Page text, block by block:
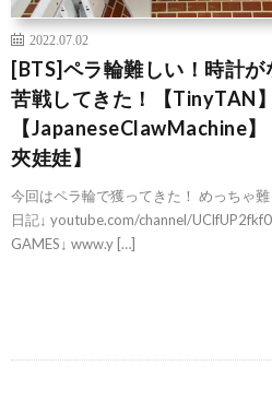
2022.07.02
[BTS]ペラ輪難しい！時計
苦戦してきた！【TinyTAN
【JapaneseClawMachine
夾娃娃】
今回はペラ輪で獲ってきた！ めっちゃ
日記↓ youtube.com/channel/
GAMES↓ www.y […]